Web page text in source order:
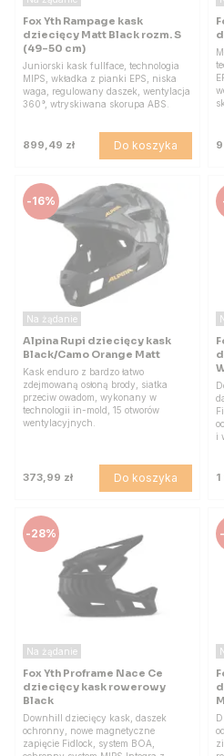
Fox Yth Rampage kask
dziecięcy Matt Black rozm. S
(49-50 cm)
Juniorski kask fullface, technologia
MIPS, wkładka z pianki EPS, niska
waga, regulowany daszek, wentylacja
360°, wtryskiwana skorupa ABS.
899,49 zł Do koszyka
-16%
Na żądanie
Alpina Rupi dziecięcy kask
Black/Camo Orange Matt
Kask enduro z bardzo łatwo
zdejmowaną osłoną brody, siatka
przeciw owadom, wykonany w
technologii in-mold, 15 otworów
wentylacyjnych.
373,99 zł Do koszyka
i
-28%
Na żądanie
Fox Yth Proframe Nace Ce
dziecięcy kask rowerowy
Black
Downhill dziecięcy kask, daszek
ochronny, nowe magnetyczne
zapięcie Fidlock, system BOA,
-